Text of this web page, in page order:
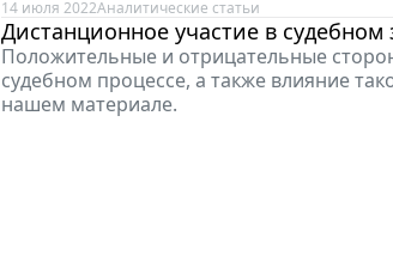
14 июля 2022Аналитические статьи
Дистанционное участие в судебном
Положительные и отрицательные
судебном процессе, а также влияние
нашем материале.